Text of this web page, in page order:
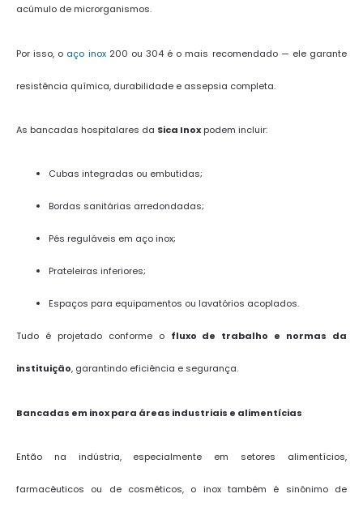
acúmulo de microrganismos.
Por isso, o aço inox200 ou 304 é o mais recomendado — ele garante
resistência química, durabilidade e assepsia completa.
As bancadas hospitalares da Sica Inoxpodem incluir:
Cubas integradas ou embutidas;
Bordas sanitárias arredondadas;
Pés reguláveis em aço inox;
Prateleiras inferiores;
Espaços para equipamentos ou lavatórios acoplados.
Tudo é projetado conforme o fluxo de trabalho e normas da
instituição, garantindo eficiência e segurança.
Bancadas em inox para áreas industriais e alimentícias
Então na indústria, especialmente em setores alimentícios,
farmacêuticos ou de cosméticos, o inox também é sinônimo de